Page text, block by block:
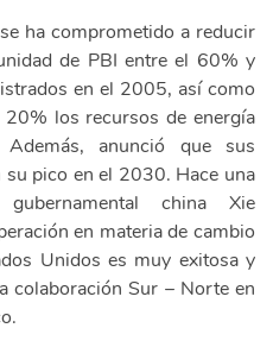
ha comprometido a reducir
de PBI entre el 60% y
en el 2005, así como
los recursos de energía
anunció que sus
pico en el 2030. Hace una
china Xie
en materia de cambio
Unidos es muy exitosa y
colaboración Sur – Norte en